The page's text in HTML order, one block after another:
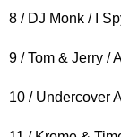
8 / DJ Monk / I
9 / Tom & Jerry /
10 / Undercover